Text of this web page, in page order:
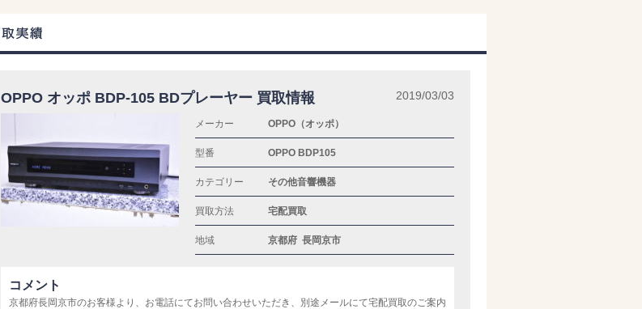
OPPO オッポ BDP-105 BDプレーヤー 買取情報 2019/03/03
メーカー OPPO（オッポ）
型番 OPPO BDP105
カテゴリー その他音響機器
買取方法 宅配買取
地域 京都府 長岡京市
コメント
京都府長岡京市のお客様より、お電話にてお問い合わせいただき、別途メールにて宅配買取のご案内